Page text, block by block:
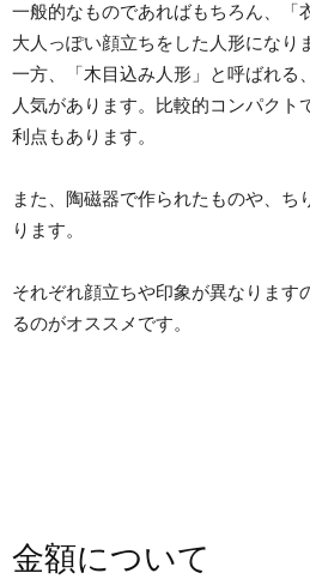
一般的なものであればもちろん、「
大人っぽい顔立ちをした人形になり
一方、「木目込み人形」と呼ばれる
人気があります。比較的コンパクト
利点もあります。
また、陶磁器で作られたものや、ち
ります。
それぞれ顔立ちや印象が異なります
るのがオススメです。
金額について